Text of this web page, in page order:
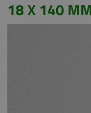
18 X 140